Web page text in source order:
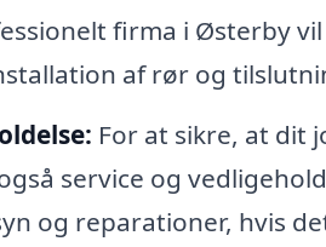
firma i Østerby
af rør og
For at sikre, at dit
service og
og reparationer, hvis